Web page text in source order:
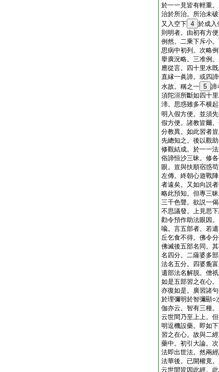
於一一見皆有輕重
治於所治。所治未
又入空下 4 於成入
則明者。由初有方
例然。二乘下斥小
思病中初列。次略
擧廣況略。三准例
應從言。四十里水
直縁一眞諦。或四
水故。稱之一 5 諦
須陀洹所斷如四十
渧。思惑雖多不横
明入假方便。並須
假方便。諸教皆爾
分教異。如此習者
先總知之。後以觀
修觀結成。於一一
俗諦恒沙三昧。修
眼。豈與扶順宿惑
左傳。終朝心遊戰
者遠矣。又如向説
略此預知。但專三
三千色聲。欲説一
不思議發。上見思
勸令預作助法眼因
喩。言五部者。若
丘乞食不得。佛令
佛滅後五部名同。
名四分。二薩婆多
法名五分。四婆麁
遺部法名解脱。僧
如是五部習之在心
亦復如是。廣習諸
於理彌明於智彌顯○
伽亦云。智有三種
云世間乃至上上。
明逗機設藥。即如
習之在心。故與二
藥中。初引大論。
法即出世法。然兩
法華後。已開權竟
云世間皆因此經。